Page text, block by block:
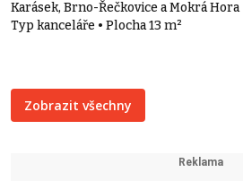
Karásek, Brno-Řečkovice a Mokrá Hora
Typ kanceláře • Plocha 13 m²
Zobrazit všechny